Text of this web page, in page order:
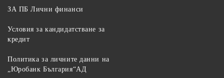
ЗА ПБ Лични финанси
Условия за кандидатстване за
кредит
Политика за личните данни на
„Юробанк България“АД